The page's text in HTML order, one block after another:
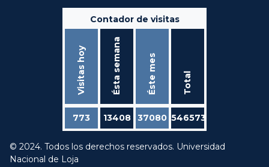
Contador de visitas
Visitas hoy Ésta semana Éste mes Total
773 13408 37080 546573
© 2024. Todos los derechos reservados. Universidad
Nacional de Loja